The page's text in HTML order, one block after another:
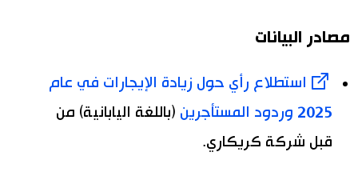
مصادر البيانات
استطلاع رأي حول زيادة الإيجارات في عام
2025 وردود المستأجرين
(باللغة اليابانية) من
قبل شركة كريكاري.